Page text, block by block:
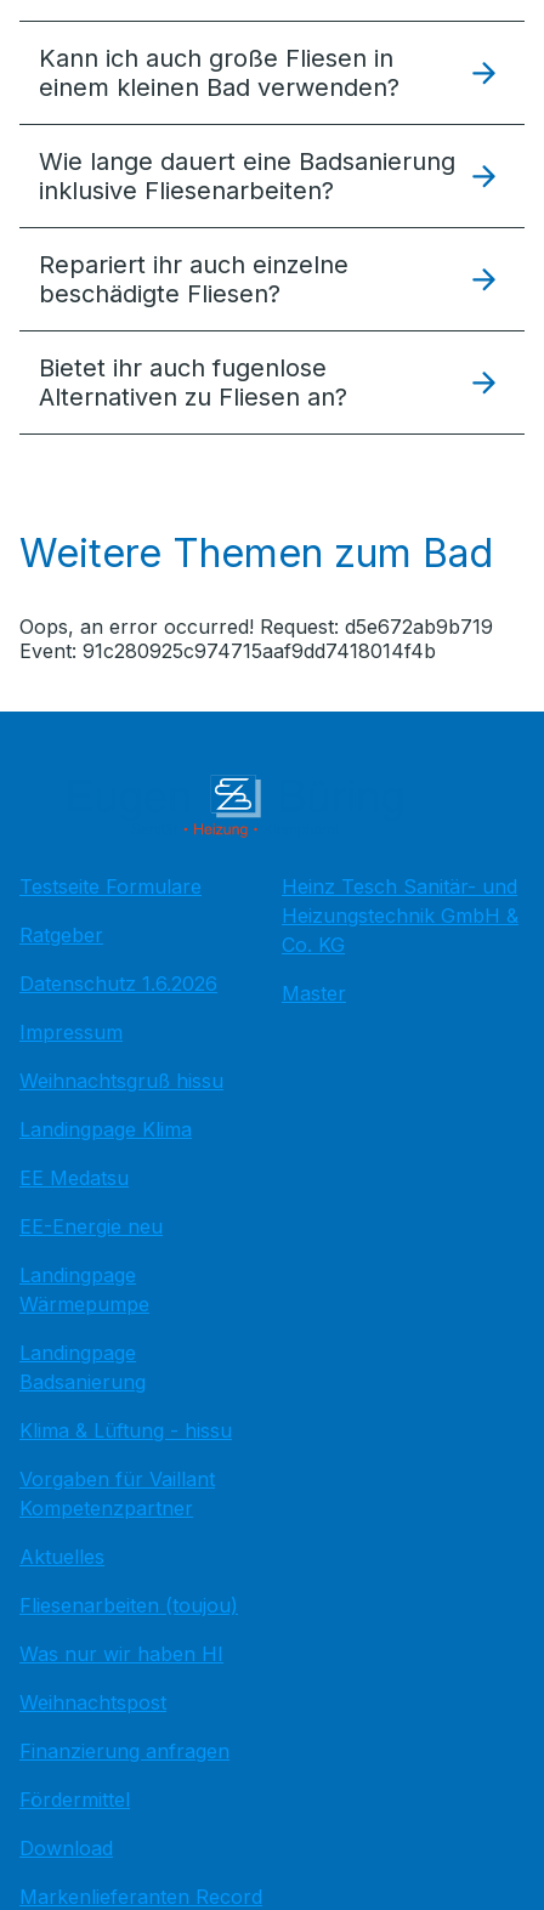
Kann ich auch große Fliesen in
einem kleinen Bad verwenden?
Wie lange dauert eine Badsanierung
inklusive Fliesenarbeiten?
Repariert ihr auch einzelne
beschädigte Fliesen?
Bietet ihr auch fugenlose
Alternativen zu Fliesen an?
Weitere Themen zum Bad
Oops, an error occurred! Request: d5e672ab9b719
Event: 91c280925c974715aaf9dd7418014f4b
Testseite Formulare
Ratgeber
Datenschutz 1.6.2026
Impressum
Weihnachtsgruß hissu
Landingpage Klima
EE Medatsu
EE-Energie neu
Landingpage
Wärmepumpe
Landingpage
Badsanierung
Klima & Lüftung - hissu
Vorgaben für Vaillant
Kompetenzpartner
Aktuelles
Fliesenarbeiten (toujou)
Was nur wir haben HI
Weihnachtspost
Finanzierung anfragen
Fördermittel
Download
Markenlieferanten Record
Heinz Tesch Sanitär- und
Heizungstechnik GmbH &
Co. KG
Master